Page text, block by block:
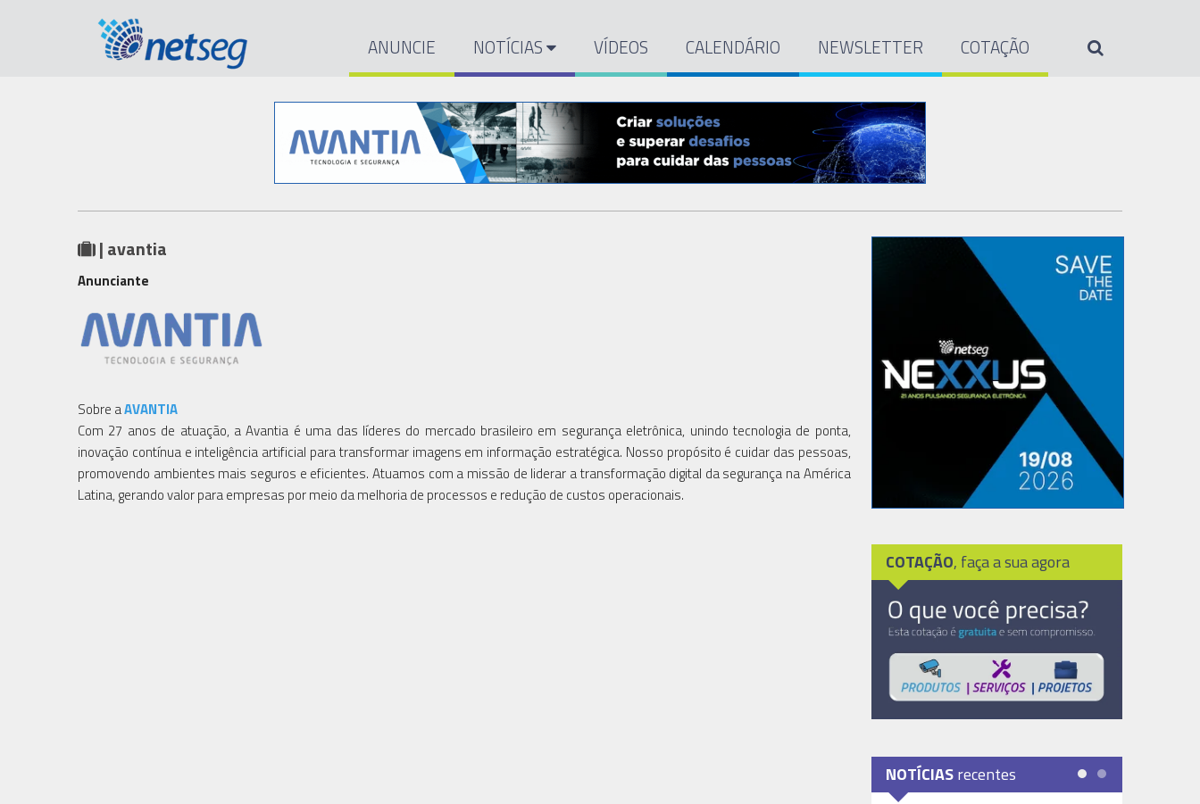
ANUNCIE NOTÍCIAS VÍDEOS CALENDÁRIO NEWSLETTER COTAÇÃO
| avantia
Anunciante
Sobre aAVANTIA
Com 27 anos de atuação, a Avantia é uma das líderes do mercado brasileiro em segurança eletrônica, unindo tecnologia de ponta,
inovação contínua e inteligência artificial para transformar imagens em informação estratégica. Nosso propósito é cuidar das pessoas,
promovendo ambientes mais seguros e eficientes. Atuamos com a missão de liderar a transformação digital da segurança na América
Latina, gerando valor para empresas por meio da melhoria de processos e redução de custos operacionais.
COTAÇÃO, faça a sua agora
NOTÍCIASrecentes